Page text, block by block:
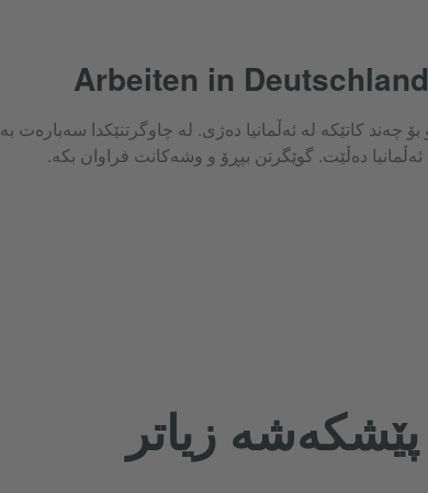
Arbeiten in
چەند کاتێکە لە ئەڵمانیا دەژی. لە چاوگرتنێکدا سەبارەت بە
دەڵێت. گوێگرتن بپڕۆ و وشەکانت فراوان بکە.
پێشکەشە زیاتر